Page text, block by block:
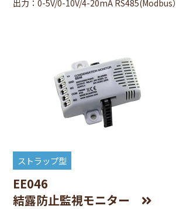
出⼒：0-5V/0-10V/4-20mA RS485(Modbus）
ストラップ型
EE046
結露防止監視モニター